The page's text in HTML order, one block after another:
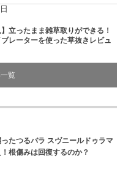
】立ったまま雑草取りができる！
レーターを使った草抜きレビュ
覧
たつるバラ スヴニールドゥラマ
根傷みは回復するのか？